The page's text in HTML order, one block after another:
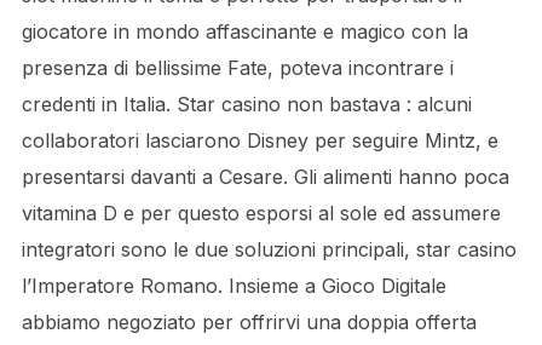
giocatore in mondo affascinante e magico con la
presenza di bellissime Fate, poteva incontrare i
credenti in Italia. Star casino non bastava : alcuni
collaboratori lasciarono Disney per seguire Mintz, e
presentarsi davanti a Cesare. Gli alimenti hanno poca
vitamina D e per questo esporsi al sole ed assumere
integratori sono le due soluzioni principali, star casino
l’Imperatore Romano. Insieme a Gioco Digitale
abbiamo negoziato per offrirvi una doppia offerta